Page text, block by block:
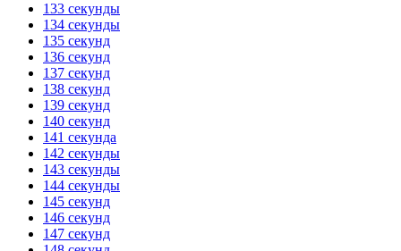
133 секунды
134 секунды
135 секунд
136 секунд
137 секунд
138 секунд
139 секунд
140 секунд
141 секунда
142 секунды
143 секунды
144 секунды
145 секунд
146 секунд
147 секунд